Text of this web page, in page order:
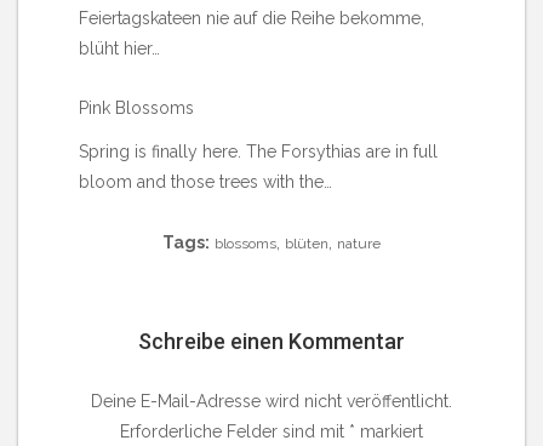
Feiertagskateen nie auf die Reihe bekomme,
blüht hier…
Pink Blossoms
Spring is finally here. The Forsythias are in full
bloom and those trees with the…
Tags: blossoms blüten nature
Schreibe einen Kommentar
Deine E-Mail-Adresse wird nicht veröffentlicht.
Erforderliche Felder sind mit * markiert